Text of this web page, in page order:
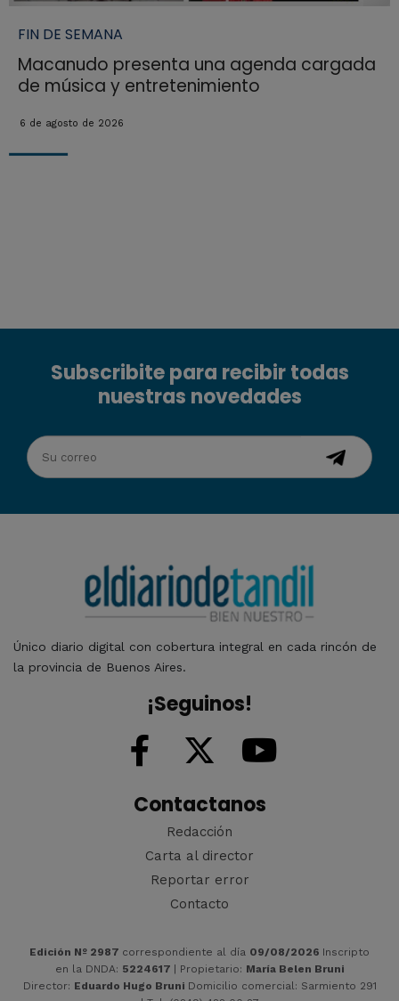
FIN DE SEMANA
Macanudo presenta una agenda cargada
de música y entretenimiento
6 de agosto de 2026
Subscribite para recibir todas
nuestras novedades
Único diario digital con cobertura integral en cada rincón de
la provincia de Buenos Aires.
¡Seguinos!
Contactanos
Redacción
Carta al director
Reportar error
Contacto
Edición Nº 2987 correspondiente al día 09/08/2026 Inscripto
en la DNDA: 5224617 | Propietario: María Belen Bruni
Director: Eduardo Hugo Bruni Domicilio comercial: Sarmiento 291